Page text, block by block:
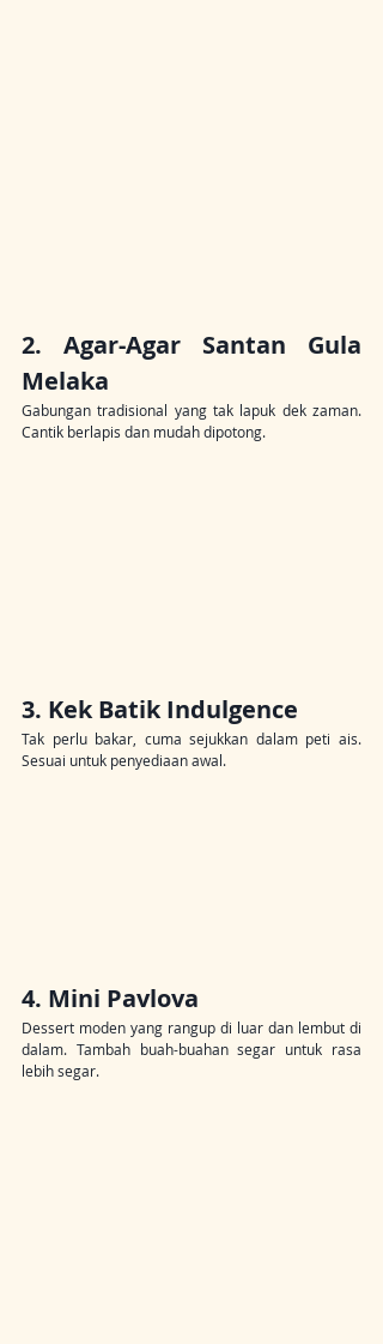
2. Agar-Agar Santan Gula
Melaka
Gabungan tradisional yang tak lapuk dek zaman.
Cantik berlapis dan mudah dipotong.
3. Kek Batik Indulgence
Tak perlu bakar, cuma sejukkan dalam peti ais.
Sesuai untuk penyediaan awal.
4. Mini Pavlova
Dessert moden yang rangup di luar dan lembut di
dalam. Tambah buah-buahan segar untuk rasa
lebih segar.